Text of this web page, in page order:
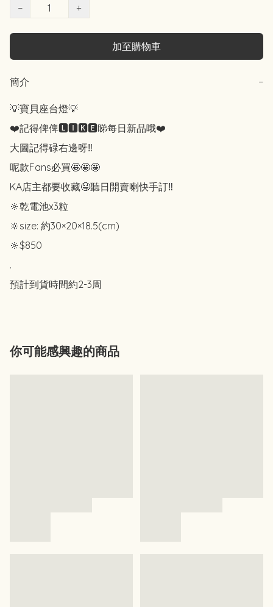
−
+
加至購物車
簡介 −
💡寶貝座台燈💡
❤️記得俾俾🅻🅸🅺🅴睇每日新品哦❤️
大圖記得碌右邊呀‼️
呢款Fans必買🤩🤩🤩
KA店主都要收藏🤤聽日開賣喇快手訂‼️
🔆乾電池x3粒
🔆size: 約30×20×18.5(cm)
🔆$850
.
預計到貨時間約2-3周
你可能感興趣的商品